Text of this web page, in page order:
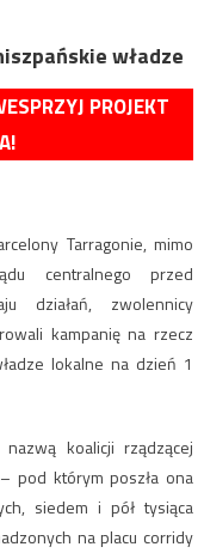
władze
PROJEKT
Tarragonie, mimo
centralnego przed
działań, zwolennicy
kampanię na rzecz
lokalne na dzień 1
koalicji rządzącej
pod którym poszła ona
siedem i pół tysiąca
na placu corridy